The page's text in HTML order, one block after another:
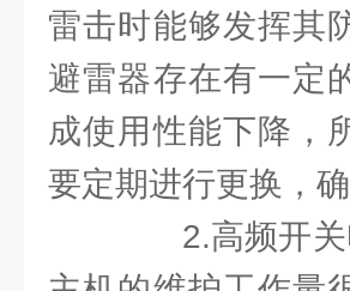
雷击时能够发挥其
避雷器存在有一定
成使用性能下降，
要定期进行更换，
2.高频开关